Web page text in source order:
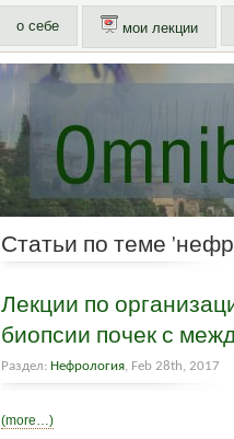
о себе мои лекции
Статьи по теме
Лекции по
биопсии почек с
Раздел: Нефрология, Feb 28th, 2017
(more…)